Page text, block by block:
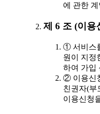
에 관한
제 6 조 (이용
① 서비스
원이 지정
하여 가입
② 이용신
친권자(부
이용신청